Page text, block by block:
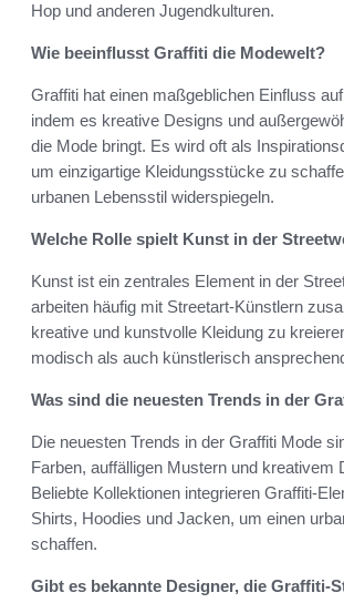
Hop und anderen Jugendkulturen.
Wie beeinflusst Graffiti die Modewelt?
Graffiti hat einen maßgeblichen Einfluss
indem es kreative Designs und
die Mode bringt. Es wird oft als
um einzigartige Kleidungsstücke zu
urbanen Lebensstil widerspiegeln.
Welche Rolle spielt Kunst in der
Kunst ist ein zentrales Element in der
arbeiten häufig mit Streetart-Künstlern
kreative und kunstvolle Kleidung zu
modisch als auch künstlerisch
Was sind die neuesten Trends in der
Die neuesten Trends in der Graffiti Mode
Farben, auffälligen Mustern und kreativem
Beliebte Kollektionen integrieren Graffiti-
Shirts, Hoodies und Jacken, um einen
schaffen.
Gibt es bekannte Designer, die Graffiti-